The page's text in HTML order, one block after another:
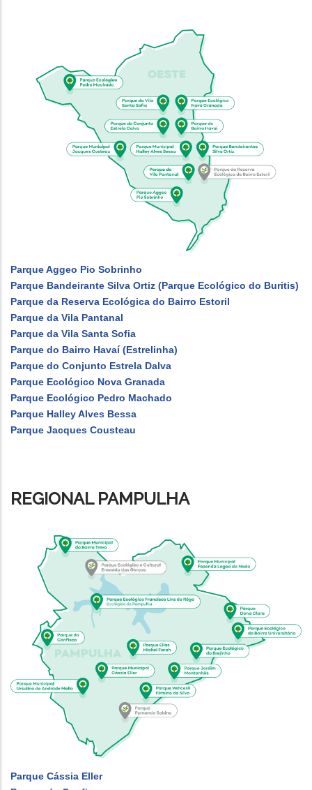
Parque Aggeo Pio Sobrinho
Parque Bandeirante Silva Ortiz (Parque Ecológico do Buritis)
Parque da Reserva Ecológica do Bairro Estoril
Parque da Vila Pantanal
Parque da Vila Santa Sofia
Parque do Bairro Havaí (Estrelinha)
Parque do Conjunto Estrela Dalva
Parque Ecológico Nova Granada
Parque Ecológico Pedro Machado
Parque Halley Alves Bessa
Parque Jacques Cousteau
REGIONAL PAMPULHA
Parque Cássia Eller